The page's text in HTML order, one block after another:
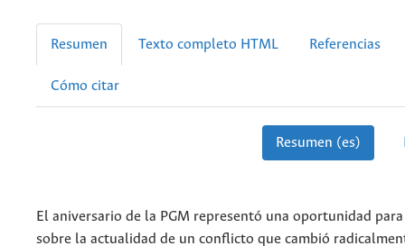
Resumen Texto completo HTML Referencias
Cómo citar
Resumen (es)
El aniversario de la PGM representó una oportunidad
sobre la actualidad de un conflicto que cambió